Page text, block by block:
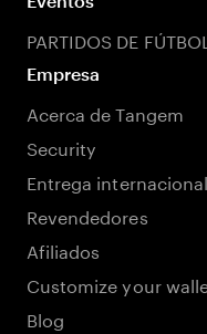
PARTIDOS DE
Empresa
Acerca de Tangem
Security
Entrega internacional
Revendedores
Afiliados
Customize your
Blog